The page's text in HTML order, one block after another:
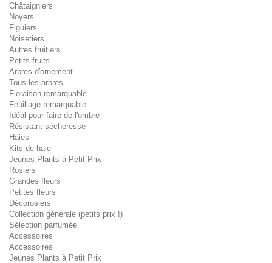
Châtaigniers
Noyers
Figuiers
Noisetiers
Autres fruitiers
Petits fruits
Arbres d'ornement
Tous les arbres
Floraison remarquable
Feuillage remarquable
Idéal pour faire de l'ombre
Résistant sécheresse
Haies
Kits de haie
Jeunes Plants à Petit Prix
Rosiers
Grandes fleurs
Petites fleurs
Décorosiers
Collection générale (petits prix !)
Sélection parfumée
Accessoires
Accessoires
Jeunes Plants à Petit Prix